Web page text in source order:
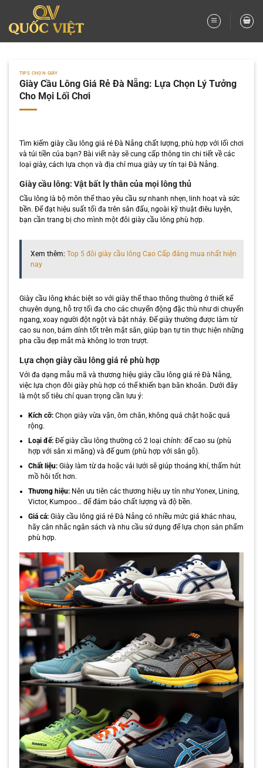
nội
dung
TIPS CHỌN GIÀY
Giày Cầu Lông Giá Rẻ Đà Nẵng: Lựa Chọn Lý Tưởng
Cho Mọi Lối Chơi
Tìm kiếm giày cầu lông giá rẻ Đà Nẵng chất lượng, phù hợp với lối chơi
và túi tiền của bạn? Bài viết này sẽ cung cấp thông tin chi tiết về các
loại giày, cách lựa chọn và địa chỉ mua giày uy tín tại Đà Nẵng.
Giày cầu lông: Vật bất ly thân của mọi lông thủ
Cầu lông là bộ môn thể thao yêu cầu sự nhanh nhẹn, linh hoạt và sức
bền. Để đạt hiệu suất tối đa trên sân đấu, ngoài kỹ thuật điêu luyện,
bạn cần trang bị cho mình một đôi giày cầu lông phù hợp.
Xem thêm: Top 5 đôi giày cầu lông Cao Cấp đáng mua nhất hiện
nay
Giày cầu lông khác biệt so với giày thể thao thông thường ở thiết kế
chuyên dụng, hỗ trợ tối đa cho các chuyển động đặc thù như di chuyển
ngang, xoay người đột ngột và bật nhảy. Đế giày thường được làm từ
cao su non, bám dính tốt trên mặt sân, giúp bạn tự tin thực hiện những
pha cầu đẹp mắt mà không lo trơn trượt.
Lựa chọn giày cầu lông giá rẻ phù hợp
Với đa dạng mẫu mã và thương hiệu giày cầu lông giá rẻ Đà Nẵng,
việc lựa chọn đôi giày phù hợp có thể khiến bạn băn khoăn. Dưới đây
là một số tiêu chí quan trọng cần lưu ý:
Kích cỡ:Chọn giày vừa vặn, ôm chân, không quá chật hoặc quá
rộng.
Loại đế:Đế giày cầu lông thường có 2 loại chính: đế cao su (phù
hợp với sân xi măng) và đế gum (phù hợp với sân gỗ).
Chất liệu:Giày làm từ da hoặc vải lưới sẽ giúp thoáng khí, thấm hút
mồ hôi tốt hơn.
Thương hiệu:Nên ưu tiên các thương hiệu uy tín như Yonex, Lining,
Victor, Kumpoo… để đảm bảo chất lượng và độ bền.
Giá cả:Giày cầu lông giá rẻ Đà Nẵng có nhiều mức giá khác nhau,
hãy cân nhắc ngân sách và nhu cầu sử dụng để lựa chọn sản phẩm
phù hợp.